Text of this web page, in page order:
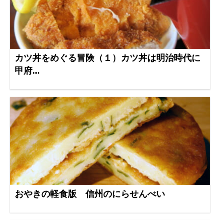
カツ丼をめぐる冒険（１）カツ丼は明治時代に
甲府...
おやきの軽食版 信州のにらせんべい